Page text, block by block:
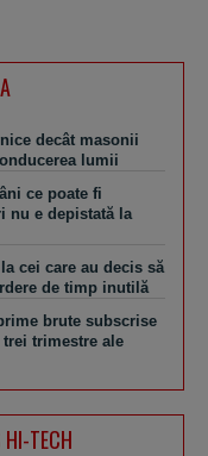
decât masonii
lumii
ce poate fi
nu e depistată la
cei care au decis să
de timp inutilă
brute subscrise
trimestre ale
HI-TECH